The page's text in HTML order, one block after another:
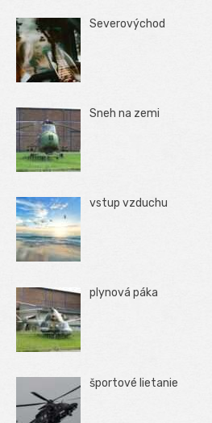
Severovýchod
Sneh na zemi
vstup vzduchu
plynová páka
športové lietanie